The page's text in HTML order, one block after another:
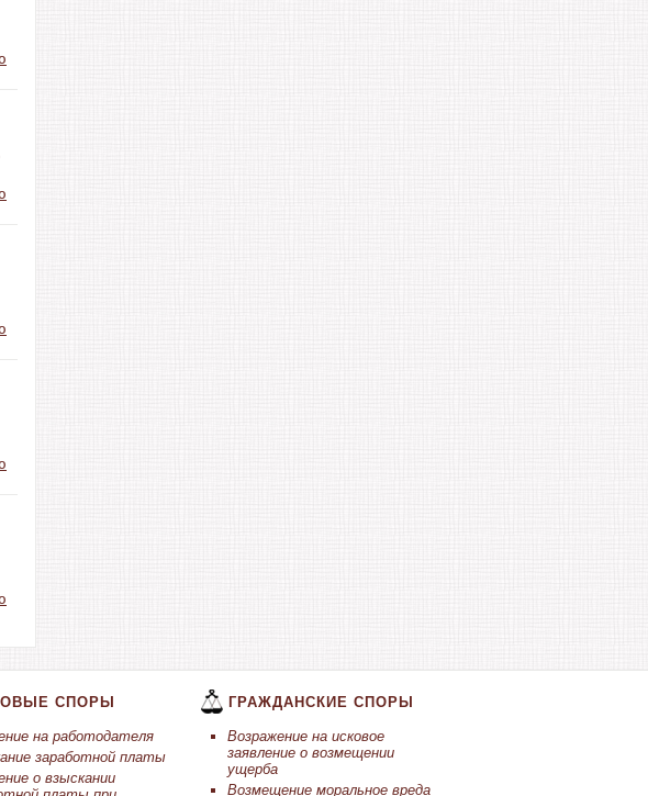
СПОРЫ
на работодателя
заработной платы
о взыскании
ГРАЖДАНСКИЕ СПОРЫ
Возражение на исковое
заявление о возмещении
ущерба
Возмещение моральное вреда